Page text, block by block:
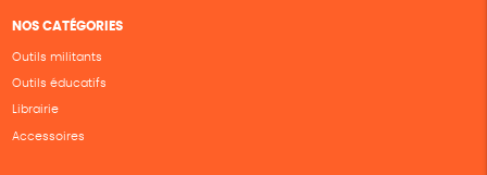
NOS CATÉGORIES
Outils militants
Outils éducatifs
Librairie
Accessoires